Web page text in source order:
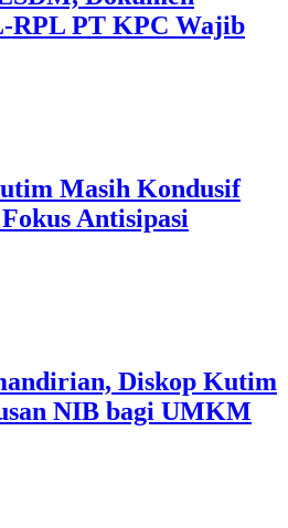
RPL PT KPC Wajib
Masih Kondusif
Antisipasi
Diskop Kutim
NIB bagi UMKM